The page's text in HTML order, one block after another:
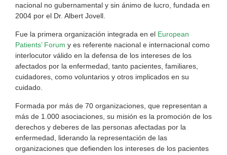
nacional no gubernamental y sin ánimo de lucro, fundada en
2004 por el Dr. Albert Jovell.
Fue la primera organización integrada en el European
Patients’ Forum y es referente nacional e internacional como
interlocutor válido en la defensa de los intereses de los
afectados por la enfermedad, tanto pacientes, familiares,
cuidadores, como voluntarios y otros implicados en su
cuidado.
Formada por más de 70 organizaciones, que representan a
más de 1.000 asociaciones, su misión es la promoción de los
derechos y deberes de las personas afectadas por la
enfermedad, liderando la representación de las
organizaciones que defienden los intereses de los pacientes